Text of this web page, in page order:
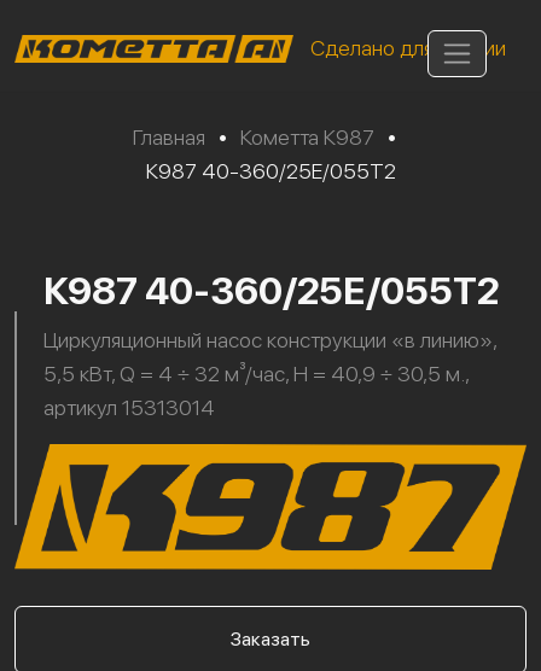
Сделано для России
Главная • Кометта К987
•
К987 40-360/25Е/055Т2
К987 40-360/25Е/055Т2
Циркуляционный насос конструкции «в линию»,
5,5 кВт, Q = 4 ÷ 32 м³/час, H = 40,9 ÷ 30,5 м.,
артикул 15313014
Заказать